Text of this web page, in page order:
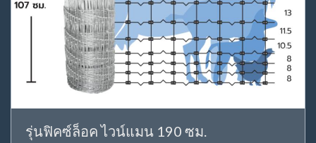
รุ่นฟิคซ์ล็อค ไวน์แมน 190 ซม.